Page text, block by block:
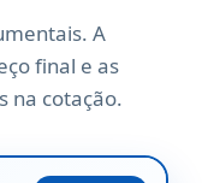
A
final e as
na cotação.